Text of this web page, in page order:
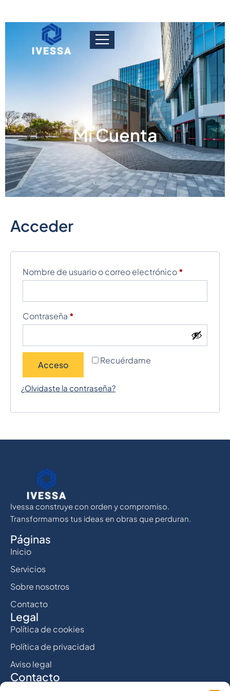
Mi Cuenta
Acceder
Nombre de usuario o correo electrónico*
Contraseña *
Recuérdame
Acceso
¿Olvidaste la contraseña?
Ivessa construye con orden y compromiso.
Transformamos tus ideas en obras que perduran.
Páginas
Inicio
Servicios
Sobre nosotros
Contacto
Legal
Política de cookies
Política de privacidad
Aviso legal
Contacto